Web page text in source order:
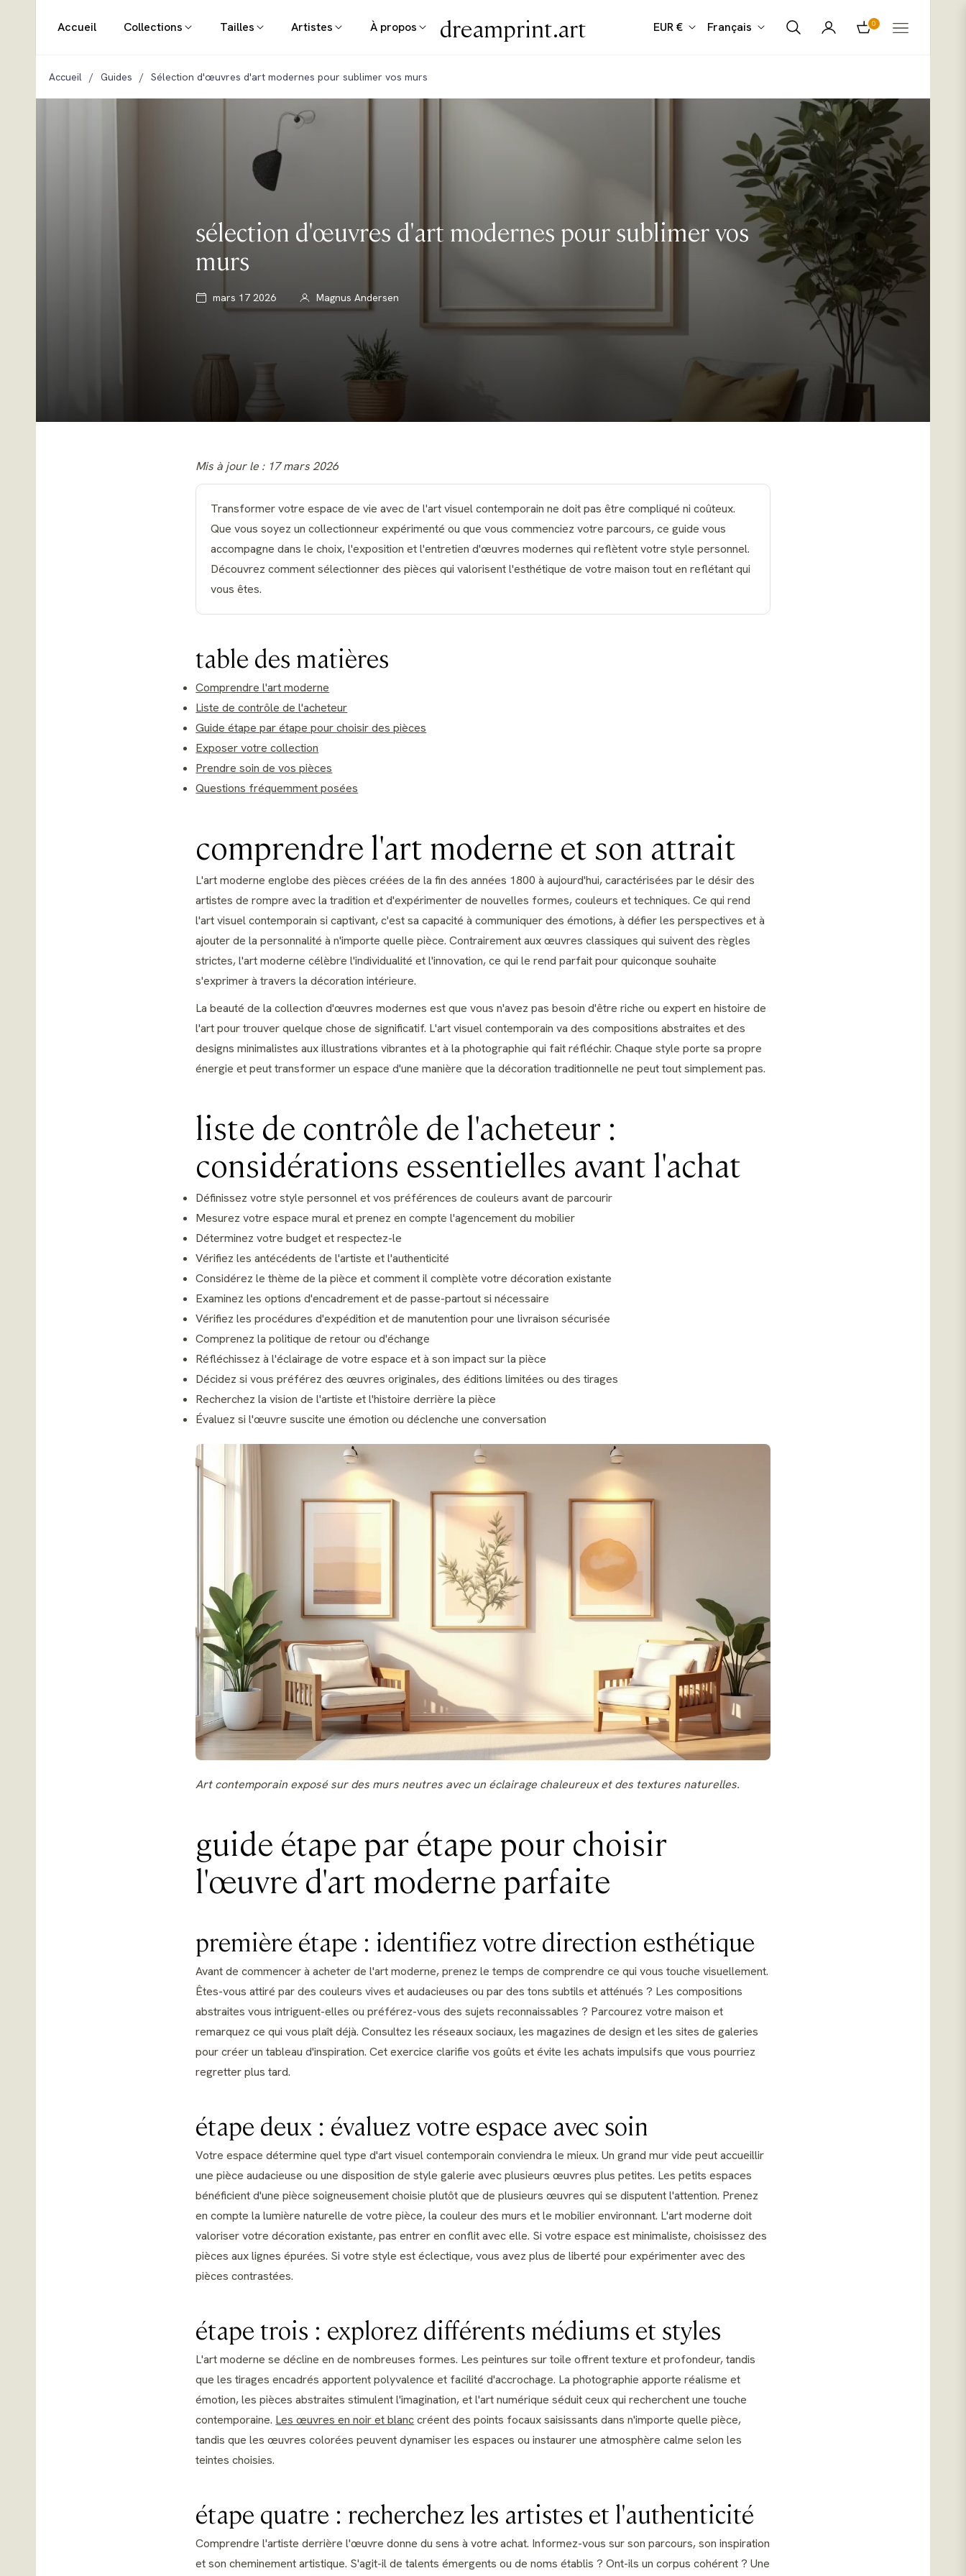
dreamprint.art
Accueil Collections Tailles Artistes À propos EUR € Français 0
Panier
Accueil / Guides / Sélection d'œuvres d'art modernes pour sublimer vos murs
sélection d'œuvres d'art modernes pour sublimer vos
murs
mars 17 2026 Magnus Andersen
Mis à jour le : 17 mars 2026
Transformer votre espace de vie avec de l'art visuel contemporain ne doit pas être compliqué ni coûteux.
Que vous soyez un collectionneur expérimenté ou que vous commenciez votre parcours, ce guide vous
accompagne dans le choix, l'exposition et l'entretien d'œuvres modernes qui reflètent votre style personnel.
Découvrez comment sélectionner des pièces qui valorisent l'esthétique de votre maison tout en reflétant qui
vous êtes.
table des matières
Comprendre l'art moderne
Liste de contrôle de l'acheteur
Guide étape par étape pour choisir des pièces
Exposer votre collection
Prendre soin de vos pièces
Questions fréquemment posées
comprendre l'art moderne et son attrait
L'art moderne englobe des pièces créées de la fin des années 1800 à aujourd'hui, caractérisées par le désir des
artistes de rompre avec la tradition et d'expérimenter de nouvelles formes, couleurs et techniques. Ce qui rend
l'art visuel contemporain si captivant, c'est sa capacité à communiquer des émotions, à défier les perspectives et à
ajouter de la personnalité à n'importe quelle pièce. Contrairement aux œuvres classiques qui suivent des règles
strictes, l'art moderne célèbre l'individualité et l'innovation, ce qui le rend parfait pour quiconque souhaite
s'exprimer à travers la décoration intérieure.
La beauté de la collection d'œuvres modernes est que vous n'avez pas besoin d'être riche ou expert en histoire de
l'art pour trouver quelque chose de significatif. L'art visuel contemporain va des compositions abstraites et des
designs minimalistes aux illustrations vibrantes et à la photographie qui fait réfléchir. Chaque style porte sa propre
énergie et peut transformer un espace d'une manière que la décoration traditionnelle ne peut tout simplement pas.
liste de contrôle de l'acheteur :
considérations essentielles avant l'achat
Définissez votre style personnel et vos préférences de couleurs avant de parcourir
Mesurez votre espace mural et prenez en compte l'agencement du mobilier
Déterminez votre budget et respectez-le
Vérifiez les antécédents de l'artiste et l'authenticité
Considérez le thème de la pièce et comment il complète votre décoration existante
Examinez les options d'encadrement et de passe-partout si nécessaire
Vérifiez les procédures d'expédition et de manutention pour une livraison sécurisée
Comprenez la politique de retour ou d'échange
Réfléchissez à l'éclairage de votre espace et à son impact sur la pièce
Décidez si vous préférez des œuvres originales, des éditions limitées ou des tirages
Recherchez la vision de l'artiste et l'histoire derrière la pièce
Évaluez si l'œuvre suscite une émotion ou déclenche une conversation
Art contemporain exposé sur des murs neutres avec un éclairage chaleureux et des textures naturelles.
guide étape par étape pour choisir
l'œuvre d'art moderne parfaite
première étape : identifiez votre direction esthétique
Avant de commencer à acheter de l'art moderne, prenez le temps de comprendre ce qui vous touche visuellement.
Êtes-vous attiré par des couleurs vives et audacieuses ou par des tons subtils et atténués ? Les compositions
abstraites vous intriguent-elles ou préférez-vous des sujets reconnaissables ? Parcourez votre maison et
remarquez ce qui vous plaît déjà. Consultez les réseaux sociaux, les magazines de design et les sites de galeries
pour créer un tableau d'inspiration. Cet exercice clarifie vos goûts et évite les achats impulsifs que vous pourriez
regretter plus tard.
étape deux : évaluez votre espace avec soin
Votre espace détermine quel type d'art visuel contemporain conviendra le mieux. Un grand mur vide peut accueillir
une pièce audacieuse ou une disposition de style galerie avec plusieurs œuvres plus petites. Les petits espaces
bénéficient d'une pièce soigneusement choisie plutôt que de plusieurs œuvres qui se disputent l'attention. Prenez
en compte la lumière naturelle de votre pièce, la couleur des murs et le mobilier environnant. L'art moderne doit
valoriser votre décoration existante, pas entrer en conflit avec elle. Si votre espace est minimaliste, choisissez des
pièces aux lignes épurées. Si votre style est éclectique, vous avez plus de liberté pour expérimenter avec des
pièces contrastées.
étape trois : explorez différents médiums et styles
L'art moderne se décline en de nombreuses formes. Les peintures sur toile offrent texture et profondeur, tandis
que les tirages encadrés apportent polyvalence et facilité d'accrochage. La photographie apporte réalisme et
émotion, les pièces abstraites stimulent l'imagination, et l'art numérique séduit ceux qui recherchent une touche
contemporaine. Les œuvres en noir et blanccréent des points focaux saisissants dans n'importe quelle pièce,
tandis que les œuvres colorées peuvent dynamiser les espaces ou instaurer une atmosphère calme selon les
teintes choisies.
étape quatre : recherchez les artistes et l'authenticité
Comprendre l'artiste derrière l'œuvre donne du sens à votre achat. Informez-vous sur son parcours, son inspiration
et son cheminement artistique. S'agit-il de talents émergents ou de noms établis ? Ont-ils un corpus cohérent ? Une